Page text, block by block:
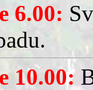
6.00:
10.00: